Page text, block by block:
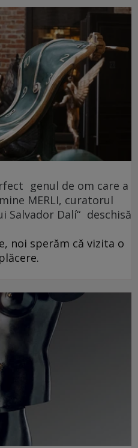
genul de om care a
MERLI, curatorul
Salvador Dalí“ deschisă
noi sperăm că vizita o